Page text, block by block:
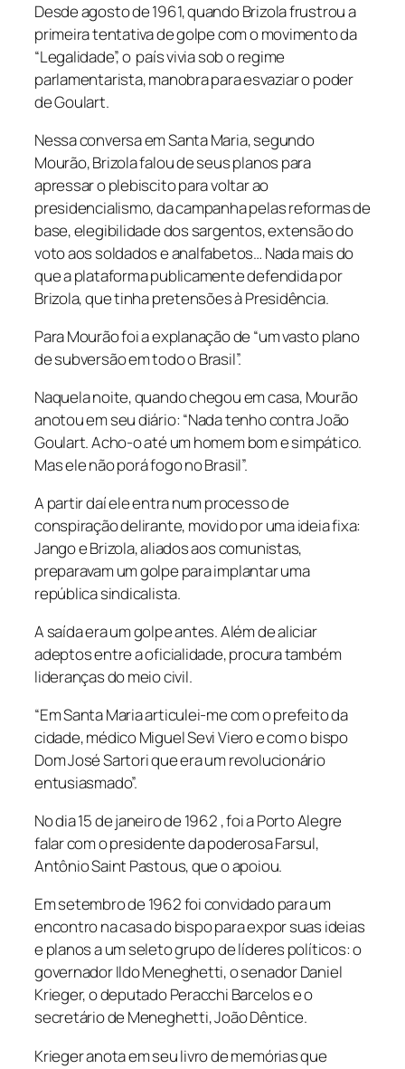
Desde agosto de 1961, quando Brizola frustrou a
primeira tentativa de golpe com o movimento da
“Legalidade”, o país vivia sob o regime
parlamentarista, manobra para esvaziar o poder
de Goulart.
Nessa conversa em Santa Maria, segundo
Mourão, Brizola falou de seus planos para
apressar o plebiscito para voltar ao
presidencialismo, da campanha pelas reformas de
base, elegibilidade dos sargentos, extensão do
voto aos soldados e analfabetos… Nada mais do
que a plataforma publicamente defendida por
Brizola, que tinha pretensões à Presidência.
Para Mourão foi a explanação de “um vasto plano
de subversão em todo o Brasil”.
Naquela noite, quando chegou em casa, Mourão
anotou em seu diário: “Nada tenho contra João
Goulart. Acho-o até um homem bom e simpático.
Mas ele não porá fogo no Brasil”.
A partir daí ele entra num processo de
conspiração delirante, movido por uma ideia fixa:
Jango e Brizola, aliados aos comunistas,
preparavam um golpe para implantar uma
república sindicalista.
A saída era um golpe antes. Além de aliciar
adeptos entre a oficialidade, procura também
lideranças do meio civil.
“Em Santa Maria articulei-me com o prefeito da
cidade, médico Miguel Sevi Viero e com o bispo
Dom José Sartori que era um revolucionário
entusiasmado”.
No dia 15 de janeiro de 1962 , foi a Porto Alegre
falar com o presidente da poderosa Farsul,
Antônio Saint Pastous, que o apoiou.
Em setembro de 1962 foi convidado para um
encontro na casa do bispo para expor suas ideias
e planos a um seleto grupo de líderes políticos: o
governador Ildo Meneghetti, o senador Daniel
Krieger, o deputado Peracchi Barcelos e o
secretário de Meneghetti, João Dêntice.
Krieger anota em seu livro de memórias que